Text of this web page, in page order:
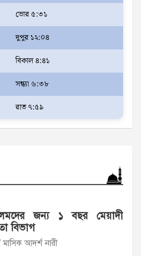
ভোর ৫:৩১
দুপুর ১২:০৪
বিকাল ৪:৪১
সন্ধ্যা ৬:৩৮
রাত ৭:৫৯
জন্য ১ বছর মেয়াদী
বিভাগ
মাসিক আদর্শ নারী